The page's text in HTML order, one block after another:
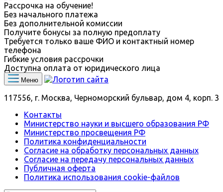
Рассрочка на обучение!
Без начального платежа
Без дополнительной комиссии
Получите бонусы за полную предоплату
Требуется только ваше ФИО и контактный номер
телефона
Гибкие условия рассрочки
Доступна оплата от юридического лица
Меню
117556, г. Москва, Черноморский бульвар, дом 4, корп. 3
Контакты
Министерство науки и высшего образования РФ
Министерство просвещения РФ
Политика конфиденциальности
Согласие на обработку персональных данных
Согласие на передачу персональных данных
Публичная оферта
Политика использования сookie-файлов